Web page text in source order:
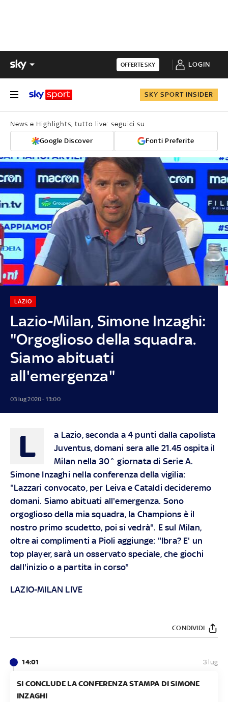
OFFERTE SKY LOGIN
SKY SPORT INSIDER
News e Highlights, tutto live: seguici su
Google Discover Fonti Preferite
Lazio-Milan, Simone Inzaghi:
"Orgoglioso della squadra.
Siamo abituati
all'emergenza"
LAZIO
03 lug 2020 - 13:00
L
a Lazio, seconda a 4 punti dalla capolista
Juventus, domani sera alle 21.45 ospita il
Milan nella 30^ giornata di Serie A.
Simone Inzaghi nella conferenza della vigilia:
"Lazzari convocato, per Leiva e Cataldi decideremo
domani. Siamo abituati all'emergenza. Sono
orgoglioso della mia squadra, la Champions è il
nostro primo scudetto, poi si vedrà". E sul Milan,
oltre ai complimenti a Pioli aggiunge: "Ibra? E' un
top player, sarà un osservato speciale, che giochi
dall'inizio o a partita in corso"
LAZIO-MILAN LIVE
CONDIVIDI
14:01 3 lug
SI CONCLUDE LA CONFERENZA STAMPA DI SIMONE
INZAGHI